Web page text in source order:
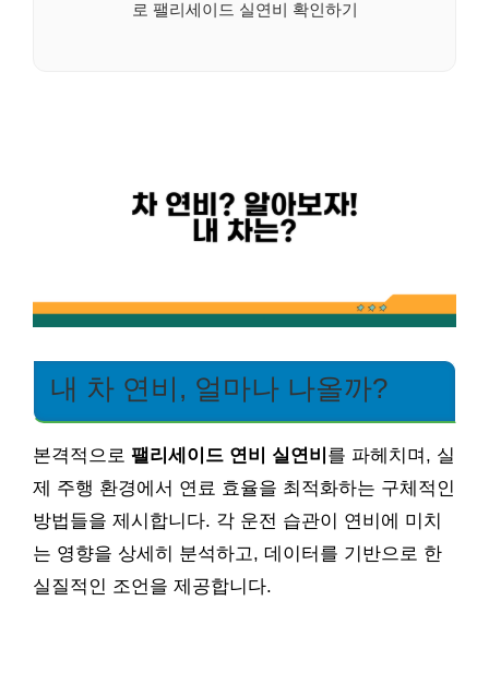
로 팰리세이드 실연비 확인하기
내 차 연비, 얼마나 나올까?
본격적으로 팰리세이드 연비 실연비 를 파헤치며, 실
제 주행 환경에서 연료 효율을 최적화하는 구체적인
방법들을 제시합니다. 각 운전 습관이 연비에 미치
는 영향을 상세히 분석하고, 데이터를 기반으로 한
실질적인 조언을 제공합니다.